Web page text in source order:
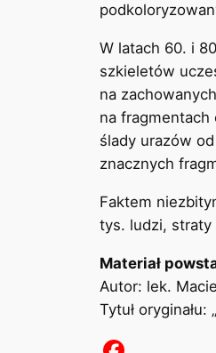
W latach 60. i
szkieletów
na
na fragmentach
ślady urazów
znacznych
Faktem
tys. ludzi, straty
Materiał
Autor: lek.
Tytuł